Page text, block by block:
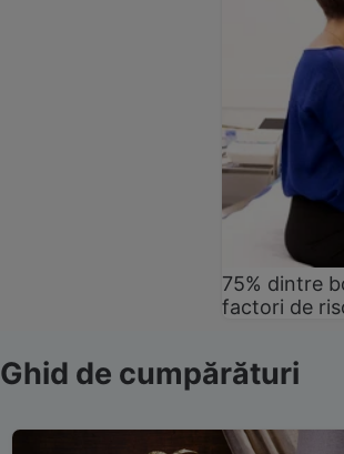
75% dintre
factori de
Ghid de cumpărături